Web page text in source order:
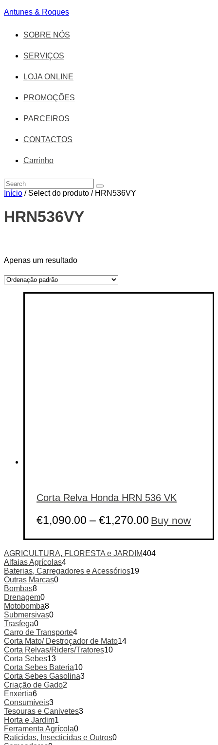
Antunes & Roques
SOBRE NÓS
SERVIÇOS
LOJA ONLINE
PROMOÇÕES
PARCEIROS
CONTACTOS
Carrinho
Início / Select do produto / HRN536VY
HRN536VY
On sale(14)
Apenas um resultado
Corta Relva Honda HRN 536 VK
€1,090.00 – €1,270.00 Buy nowThis
product
AGRICULTURA, FLORESTA e JARDIM404
Alfaias Agrícolas4
Baterias, Carregadores e Acessórios19
Outras Marcas0
Bombas8
Drenagem0
Motobomba8
Submersivas0
Trasfega0
Carro de Transporte4
Corta Mato/ Destroçador de Mato14
Corta Relvas/Riders/Tratores10
Corta Sebes13
Corta Sebes Bateria10
Corta Sebes Gasolina3
Criação de Gado2
Enxertia6
Consumíveis3
Tesouras e Canivetes3
Horta e Jardim1
Ferramenta Agrícola0
Raticidas, Insecticidas e Outros0